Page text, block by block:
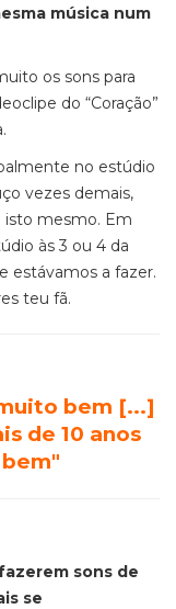
música num
os sons para
do “Coração”
no estúdio
vezes demais,
isto mesmo. Em
às 3 ou 4 da
estávamos a fazer.
teu fã.
bem [...]
de 10 anos
sons de
se